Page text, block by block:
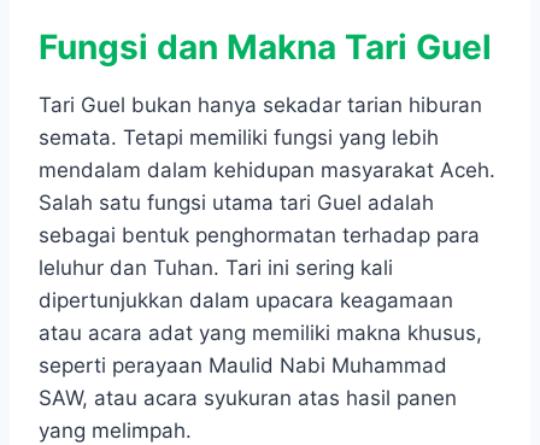
Fungsi dan Makna Tari Guel
Tari Guel bukan hanya sekadar tarian hiburan
semata. Tetapi memiliki fungsi yang lebih
mendalam dalam kehidupan masyarakat Aceh.
Salah satu fungsi utama tari Guel adalah
sebagai bentuk penghormatan terhadap para
leluhur dan Tuhan. Tari ini sering kali
dipertunjukkan dalam upacara keagamaan
atau acara adat yang memiliki makna khusus,
seperti perayaan Maulid Nabi Muhammad
SAW, atau acara syukuran atas hasil panen
yang melimpah.